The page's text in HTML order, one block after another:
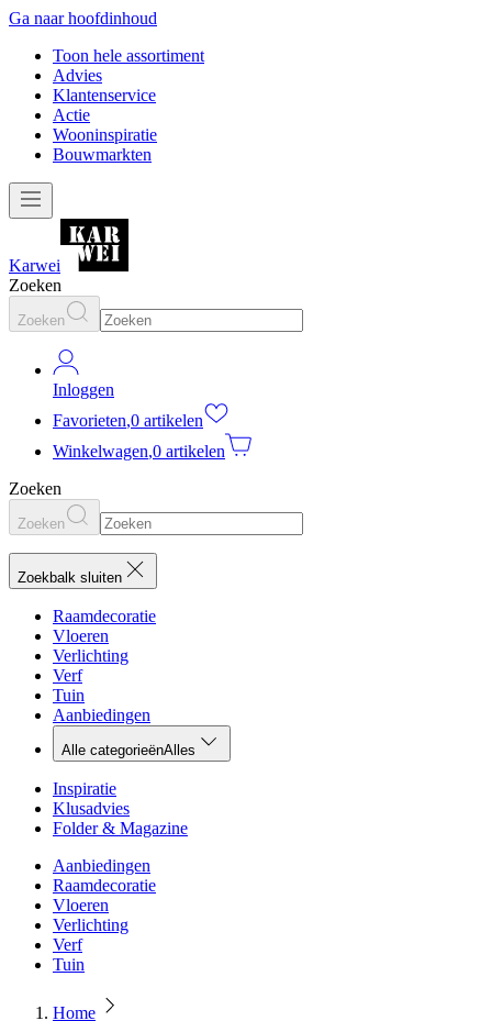
Ga naar hoofdinhoud
Toon hele assortiment
Advies
Klantenservice
Actie
Wooninspiratie
Bouwmarkten
Karwei
Zoeken
Zoeken
Inloggen
Favorieten,0 artikelen
Winkelwagen,0 artikelen
Zoeken
Zoeken
Zoekbalk sluiten
Raamdecoratie
Vloeren
Verlichting
Verf
Tuin
Aanbiedingen
Alle categorieënAlles
Inspiratie
Klusadvies
Folder & Magazine
Aanbiedingen
Raamdecoratie
Vloeren
Verlichting
Verf
Tuin
Home